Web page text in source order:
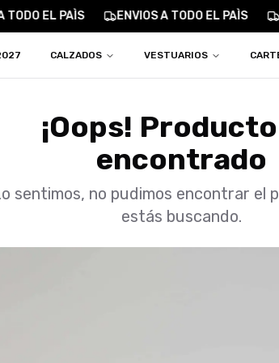
EL PAÌS ENVIOS A TODO EL PAÌS
CALZADOS VESTUARIOS
¡Oops!
encontrado
sentimos, no pudimos encontrar el
estás buscando.